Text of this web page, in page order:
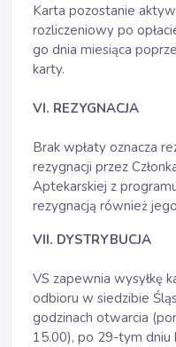
Karta pozostanie
rozliczeniowy po
go dnia miesiąca
karty.
VI. REZYGNACJA
Brak wpłaty oznacza
rezygnacji przez
Aptekarskiej z
rezygnacją również
VII. DYSTRYBUCJA
VS zapewnia wysyłkę
odbioru w siedzibie
godzinach otwarcia
15.00), po 29-tym dniu